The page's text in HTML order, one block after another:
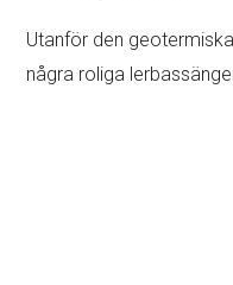
Utanför den
några roliga